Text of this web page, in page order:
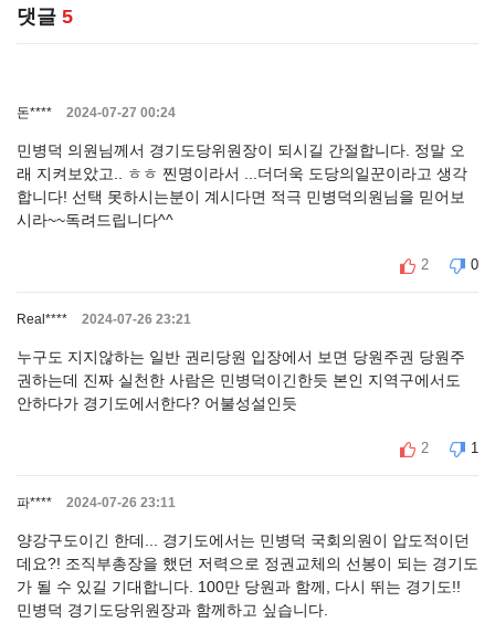
댓글 5
돈**** 2024-07-27 00:24
민병덕 의원님께서 경기도당위원장이 되시길 간절합니다. 정말 오
래 지켜보았고.. ㅎㅎ 찐명이라서 ...더더욱 도당의일꾼이라고 생각
합니다! 선택 못하시는분이 계시다면 적극 민병덕의원님을 믿어보
시라~~독려드립니다^^
2 0
Real**** 2024-07-26 23:21
누구도 지지않하는 일반 권리당원 입장에서 보면 당원주권 당원주
권하는데 진짜 실천한 사람은 민병덕이긴한듯 본인 지역구에서도
안하다가 경기도에서한다? 어불성설인듯
2 1
파**** 2024-07-26 23:11
양강구도이긴 한데... 경기도에서는 민병덕 국회의원이 압도적이던
데요?! 조직부총장을 했던 저력으로 정권교체의 선봉이 되는 경기도
가 될 수 있길 기대합니다. 100만 당원과 함께, 다시 뛰는 경기도!!
민병덕 경기도당위원장과 함께하고 싶습니다.